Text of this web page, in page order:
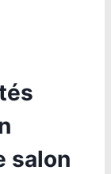
salon